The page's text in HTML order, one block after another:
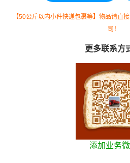
【50公斤以内小件快递包裹等】物品请直
司！
更多联系方
添加业务